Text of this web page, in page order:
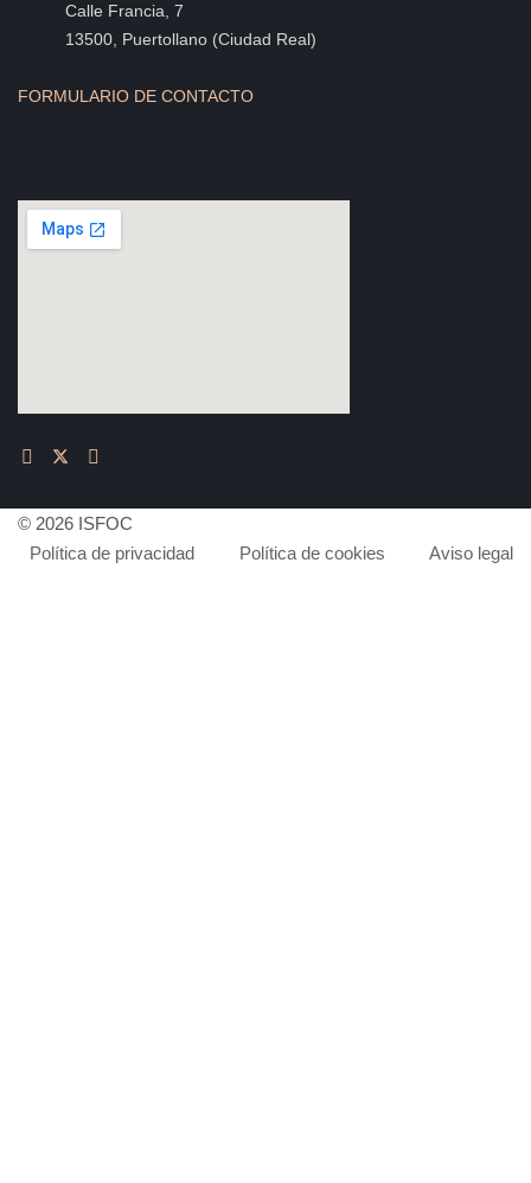
Calle Francia, 7
13500, Puertollano (Ciudad Real)
FORMULARIO DE CONTACTO
© 2026 ISFOC
Política de privacidad
Política de cookies Aviso legal